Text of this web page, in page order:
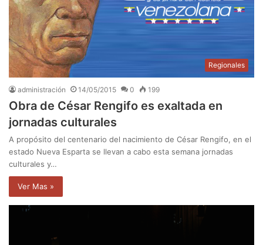
Regionales
administración 14/05/2015 0 199
Obra de César Rengifo es exaltada en
jornadas culturales
A propósito del centenario del nacimiento de César Rengifo, en el
estado Nueva Esparta se llevan a cabo esta semana jornadas
culturales y…
Ver Mas »